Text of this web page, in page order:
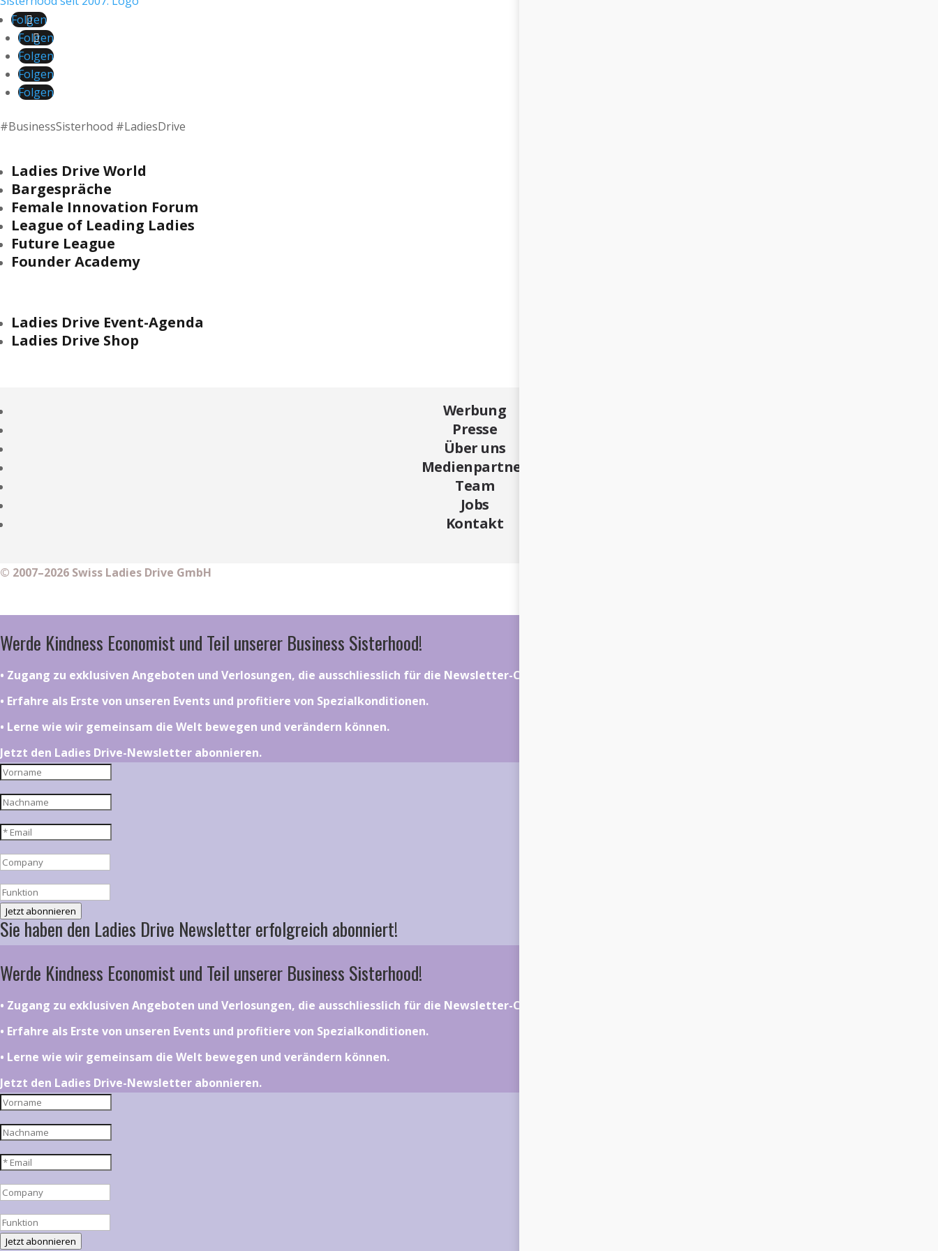
Folgen
Folgen
Folgen
Folgen
Folgen
#BusinessSisterhood #LadiesDrive
Ladies Drive World
Bargespräche
Female Innovation Forum
League of Leading Ladies
Future League
Founder Academy
Ladies Drive Event-Agenda
Ladies Drive Shop
Werbung
Presse
Über uns
Medienpartner
Team
Jobs
Kontakt
© 2007–2026 Swiss Ladies Drive GmbH
Werde Kindness Economist und Teil unserer Business Sisterhood!
•⁠ ⁠⁠Zugang zu exklusiven Angeboten und Verlosungen, die ausschliesslich für die Newsletter-Community gelten.
•⁠ ⁠⁠Erfahre als Erste von unseren Events und profitiere von Spezialkonditionen.
•⁠ ⁠⁠Lerne wie wir gemeinsam die Welt bewegen und verändern können.
Jetzt den Ladies Drive-Newsletter abonnieren.
Jetzt abonnieren
Sie haben den Ladies Drive Newsletter erfolgreich abonniert!
Werde Kindness Economist und Teil unserer Business Sisterhood!
•⁠ ⁠⁠Zugang zu exklusiven Angeboten und Verlosungen, die ausschliesslich für die Newsletter-Community gelten.
•⁠ ⁠⁠Erfahre als Erste von unseren Events und profitiere von Spezialkonditionen.
•⁠ ⁠⁠Lerne wie wir gemeinsam die Welt bewegen und verändern können.
Jetzt den Ladies Drive-Newsletter abonnieren.
Jetzt abonnieren